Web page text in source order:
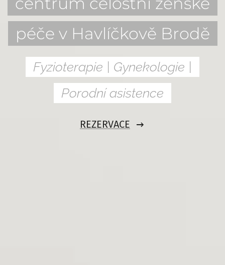
péče v Havlíčkově Brodě
Fyzioterapie | Gynekologie |
Porodní asistence
REZERVACE